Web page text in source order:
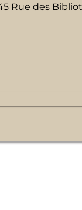
Rue des